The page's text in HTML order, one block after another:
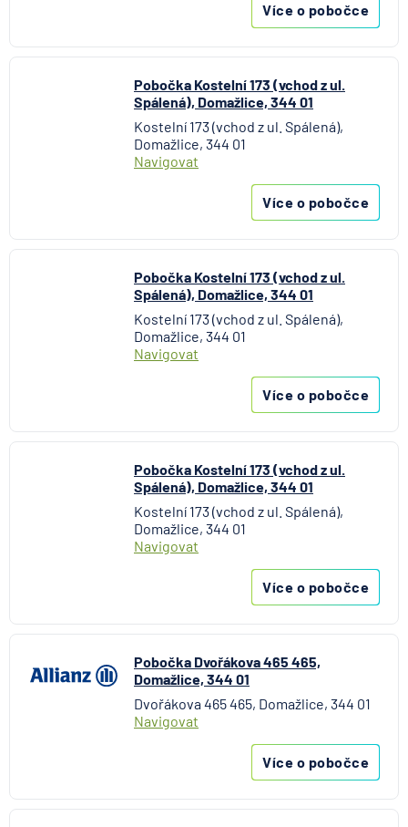
NEY spořitelní družstvo
NN Penzijní společnost
NN Životná poisťovňa
Raiffeisenbank
Stavební spořitelna České spořitelny
UniCredit Bank
Vitalitas pojišťovna
Volksbank Raiffeisenbank Nordoberpfalz eG
Všeobecná zdravotní pojišťovna
Východosaská spořitelna Drážďany
Více o pobočce
Pobočka Kostelní 173 (vchod z ul.
Spálená), Domažlice, 344 01
Kostelní 173 (vchod z ul. Spálená),
Domažlice, 344 01
Navigovat
Více o pobočce
Pobočka Kostelní 173 (vchod z ul.
Spálená), Domažlice, 344 01
Kostelní 173 (vchod z ul. Spálená),
Domažlice, 344 01
Navigovat
Více o pobočce
Pobočka Kostelní 173 (vchod z ul.
Spálená), Domažlice, 344 01
Kostelní 173 (vchod z ul. Spálená),
Domažlice, 344 01
Navigovat
Více o pobočce
Pobočka Dvořákova 465 465,
Domažlice, 344 01
Dvořákova 465 465, Domažlice, 344 01
Navigovat
Více o pobočce